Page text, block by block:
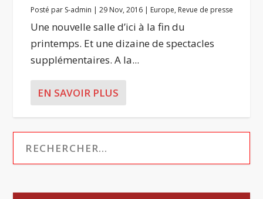
Posté par S-admin |29 Nov, 2016 | Europe, Revue de presse
Une nouvelle salle d’ici à la fin du
printemps. Et une dizaine de spectacles
supplémentaires. A la...
EN SAVOIR PLUS